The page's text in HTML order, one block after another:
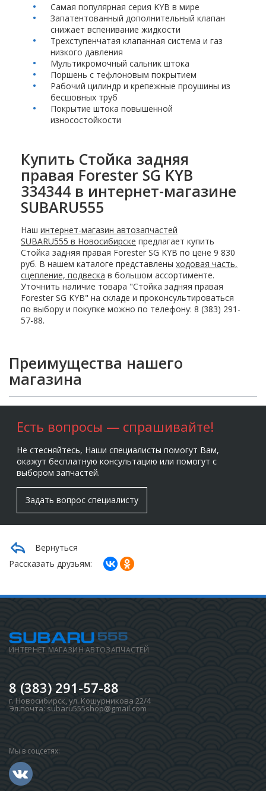
Самая популярная серия KYB в мире
Запатентованный дополнительный клапан
снижает вспенивание жидкости
Трехступенчатая клапанная система и газ
низкого давления
Мультикромочный сальник штока
Поршень с тефлоновым покрытием
Рабочий цилиндр и крепежные проушины из
бесшовных труб
Покрытие штока повышенной
износостойкости
Купить Стойка задняя
правая Forester SG KYB
334344 в интернет-магазине
SUBARU555
Наш интернет-магазин автозапчастей
SUBARU555 в Новосибирске предлагает купить
Стойка задняя правая Forester SG KYB по цене 9 830
руб. В нашем каталоге представлены ходовая часть,
сцепление, подвеска в большом ассортименте.
Уточнить наличие товара "Стойка задняя правая
Forester SG KYB" на складе и проконсультироваться
по выбору и покупке можно по телефону: 8 (383) 291-
57-88.
Преимущества нашего
магазина
Есть вопросы — спрашивайте!
Не стесняйтесь, Наши специалисты помогут Вам,
окажут бесплатную консультацию или помогут с
выбором запчастей.
Задать вопрос специалисту
Вернуться
Рассказать друзьям:
ИНТЕРНЕТ МАГАЗИН АВТОЗАПЧАСТЕЙ
8 (383) 291-57-88
г. Новосибирск,ул. Кошурникова 22/4
Эл.почта: subaru555shop@gmail.com
Мы в соцсетях: